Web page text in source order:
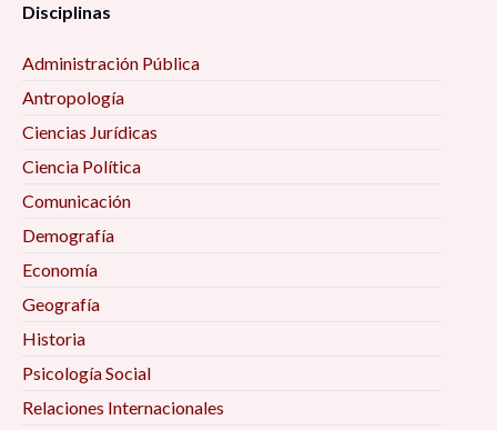
Disciplinas
Administración Pública
Antropología
Ciencias Jurídicas
Ciencia Política
Comunicación
Demografía
Economía
Geografía
Historia
Psicología Social
Relaciones Internacionales